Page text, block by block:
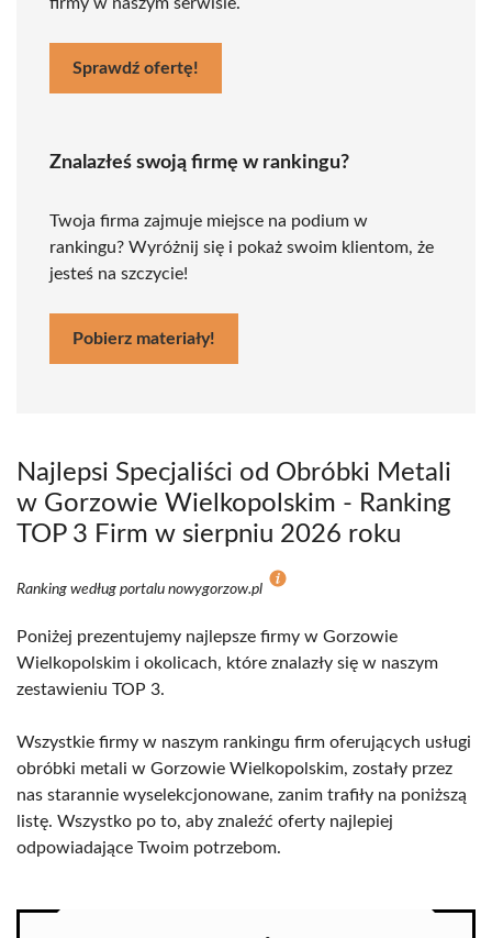
Sprawdź ofertę!
Znalazłeś swoją firmę w rankingu?
Twoja firma zajmuje miejsce na podium w
rankingu? Wyróżnij się i pokaż swoim klientom, że
jesteś na szczycie!
Pobierz materiały!
Najlepsi Specjaliści od Obróbki Metali
w Gorzowie Wielkopolskim - Ranking
TOP 3 Firm w sierpniu 2026 roku
Ranking według portalu nowygorzow.pl
Poniżej prezentujemy najlepsze firmy w Gorzowie
Wielkopolskim i okolicach, które znalazły się w naszym
zestawieniu TOP 3.
Wszystkie firmy w naszym rankingu firm oferujących usługi
obróbki metali w Gorzowie Wielkopolskim, zostały przez
nas starannie wyselekcjonowane, zanim trafiły na poniższą
listę. Wszystko po to, aby znaleźć oferty najlepiej
odpowiadające Twoim potrzebom.